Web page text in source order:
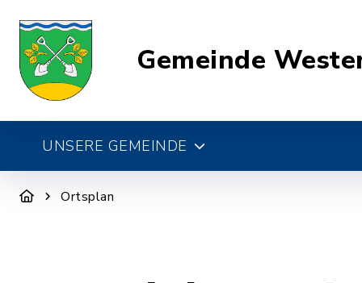
Gemeinde
UNSERE GEMEINDE
Ortsplan